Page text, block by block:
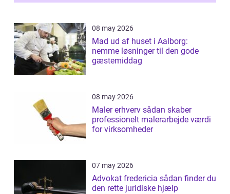
08 may 2026
Mad ud af huset i Aalborg:
nemme løsninger til den gode
gæstemiddag
08 may 2026
Maler erhverv sådan skaber
professionelt malerarbejde værdi
for virksomheder
07 may 2026
Advokat fredericia sådan finder du
den rette juridiske hjælp